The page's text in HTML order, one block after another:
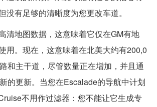
没有足够的清晰度为您更改车道。
清地图数据，这意味着它仅在GM有地
用。现在，这意味着在北美大约有200,0
和主干道，尽管数量正在增加，并且通
的更新。当您在Escalade的导航中计划
不用作过滤器：您不能让它生成专